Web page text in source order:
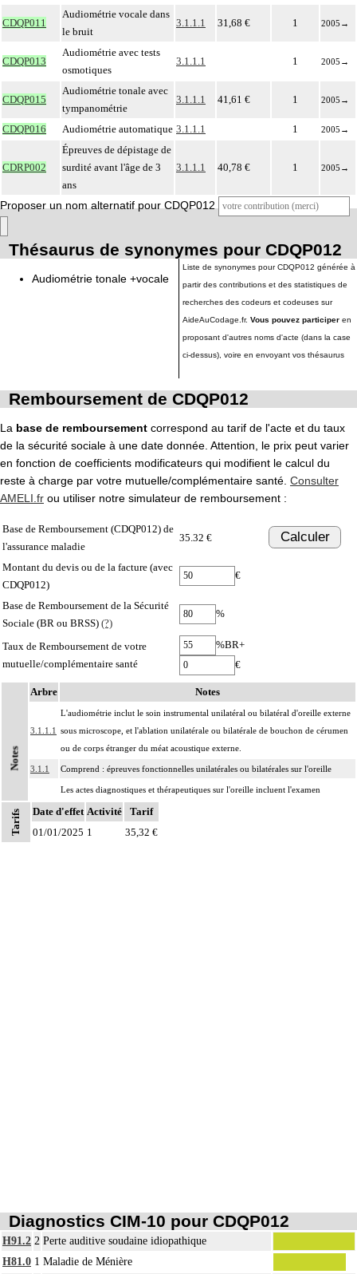
CDQP011
Audiométrie vocale dans
le bruit
3.1.1.1 31,68 € 1 2005 →
CDQP013
Audiométrie avec tests
osmotiques
3.1.1.1 1 2005 →
CDQP015
Audiométrie tonale avec
tympanométrie
3.1.1.1 41,61 € 1 2005 →
CDQP016 Audiométrie automatique 3.1.1.1 1 2005 →
CDRP002
Épreuves de dépistage de
surdité avant l'âge de 3
ans
3.1.1.1 40,78 € 1 2005 →
Proposer un nom alternatif pour CDQP012
Thésaurus de synonymes pour CDQP012
Audiométrie tonale +vocale
Liste de synonymes pour CDQP012 générée à
partir des contributions et des statistiques de
recherches des codeurs et codeuses sur
AideAuCodage.fr. Vous pouvez participer en
proposant d'autres noms d'acte (dans la case
ci-dessus), voire en envoyant vos thésaurus
Remboursement de CDQP012
La base de remboursement correspond au tarif de l'acte et du taux
de la sécurité sociale à une date donnée. Attention, le prix peut varier
en fonction de coefficients modificateurs qui modifient le calcul du
reste à charge par votre mutuelle/complémentaire santé. Consulter
AMELI.fr ou utiliser notre simulateur de remboursement :
Base de Remboursement (CDQP012) de
l'assurance maladie
35.32 € Calculer
Montant du devis ou de la facture (avec
CDQP012)
€
Base de Remboursement de la Sécurité
Sociale (BR ou BRSS) (?)
%
Taux de Remboursement de votre
mutuelle/complémentaire santé
%BR+
€
Notes
Arbre Notes
3.1.1.1
L'audiométrie inclut le soin instrumental unilatéral ou bilatéral d'oreille externe
sous microscope, et l'ablation unilatérale ou bilatérale de bouchon de cérumen
ou de corps étranger du méat acoustique externe.
3.1.1 Comprend : épreuves fonctionnelles unilatérales ou bilatérales sur l'oreille
3
Les actes diagnostiques et thérapeutiques sur l'oreille incluent l'examen
unilatéral ou bilatéral de l'oreille externe et/ou moyenne, sous microscope ou
par endoscopie méatale.
Tarifs Date d'effet Activité
Tarif
01/01/2025 1 35,32 €
Diagnostics CIM-10 pour CDQP012
H91.2 2 Perte auditive soudaine idiopathique
H81.0 1 Maladie de Ménière